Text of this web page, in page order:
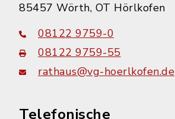
85457 Wörth, OT Hörlkofen
08122 9759-0
08122 9759-55
rathaus@vg-hoerlkofen.de
Telefonische